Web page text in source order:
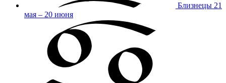
Близнецы 21
мая – 20 июня